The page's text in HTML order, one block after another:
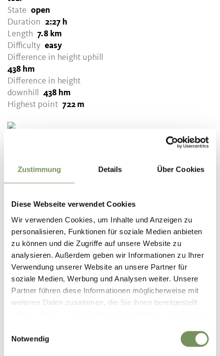
Zustimmung Details Über Cookies
Diese Webseite verwendet Cookies
Wir verwenden Cookies, um Inhalte und Anzeigen zu
personalisieren, Funktionen für soziale Medien anbieten
zu können und die Zugriffe auf unsere Website zu
analysieren. Außerdem geben wir Informationen zu Ihrer
Verwendung unserer Website an unsere Partner für
soziale Medien, Werbung und Analysen weiter. Unsere
Partner führen diese Informationen möglicherweise mit
weiteren Daten zusammen, die Sie ihnen bereitgestellt
Notwendig
State open
Duration
2:27 h
Length 7.8 km
Difficulty easy
Difference in height uphill
438 hm
Difference in height
downhill
438 hm
Highest point 722 m
Tourismusverein Dorf Tirol
Hauptstraße 31
info@dorf-tirol.it
DID YOU FIND THIS CONTENT HELPFUL?
YES NO